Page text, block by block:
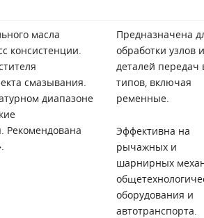
масла
консистенции.
смазывания.
диапазоне
Рекомендована
Предназначена
обработки узлов и
деталей передач
типов, включая
ременные.
Эффективна на
рычажных и
шарнирных
оборудования и
автотранспорта.